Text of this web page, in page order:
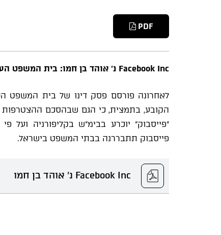
PDF
Facebook Inc נ' אוהד בן חמו: בית המשפט
הקובע, בתמצית, כי הגם שבהסכם ההצטרפות
"פייסבוק" יוכרע בבימ"ש בקליפורניה ועל
פייסבוק תתבררנה בבתי המשפט בישראל.
Facebook Inc נ' אוהד בן חמו